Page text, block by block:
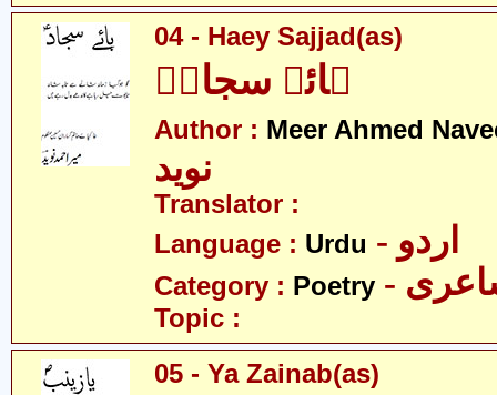
04 - Haey Sajjad(as)
ہائے سجادؑ
Author : Meer Ahmed
نوید
Translator :
Language : Urdu - اردو
Category : Poetry
Topic :
05 - Ya Zainab(as)